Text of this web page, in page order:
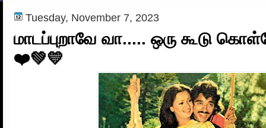
Tuesday, November 7, 2023
மாடப்புறாவே வா..... ஒரு கூடு
❤️💚💛